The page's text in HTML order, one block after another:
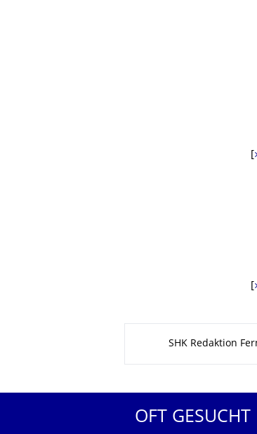
SHK Redaktion
OFT GESUCHT